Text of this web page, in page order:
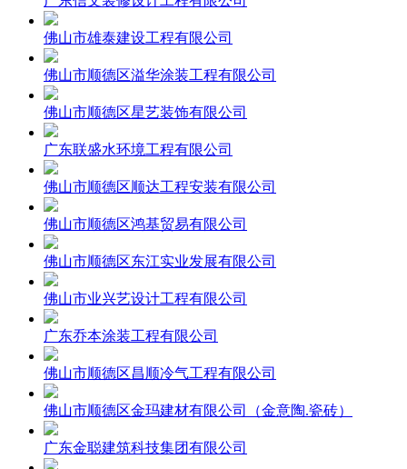
佛山市雄泰建设工程有限公司
佛山市顺德区溢华涂装工程有限公司
佛山市顺德区星艺装饰有限公司
广东联盛水环境工程有限公司
佛山市顺德区顺达工程安装有限公司
佛山市顺德区鸿基贸易有限公司
佛山市顺德区东江实业发展有限公司
佛山市业兴艺设计工程有限公司
广东乔本涂装工程有限公司
佛山市顺德区昌顺冷气工程有限公司
佛山市顺德区金玛建材有限公司（金意陶.瓷砖）
广东金聪建筑科技集团有限公司